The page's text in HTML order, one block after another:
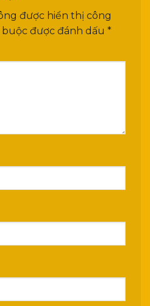
được hiển thị công
được đánh dấu *